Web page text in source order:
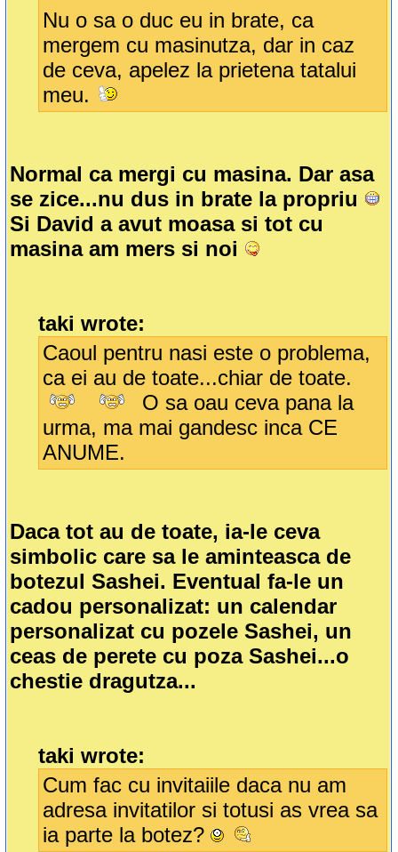
Nu o sa o duc eu in brate, ca
mergem cu masinutza, dar in caz
de ceva, apelez la prietena tatalui
meu.
Normal ca mergi cu masina. Dar asa
se zice...nu dus in brate la propriu
Si David a avut moasa si tot cu
masina am mers si noi
taki wrote:
Caoul pentru nasi este o problema,
ca ei au de toate...chiar de toate.
O sa oau ceva pana la
urma, ma mai gandesc inca CE
ANUME.
Daca tot au de toate, ia-le ceva
simbolic care sa le aminteasca de
botezul Sashei. Eventual fa-le un
cadou personalizat: un calendar
personalizat cu pozele Sashei, un
ceas de perete cu poza Sashei...o
chestie dragutza...
taki wrote:
Cum fac cu invitaiile daca nu am
adresa invitatilor si totusi as vrea sa
ia parte la botez?